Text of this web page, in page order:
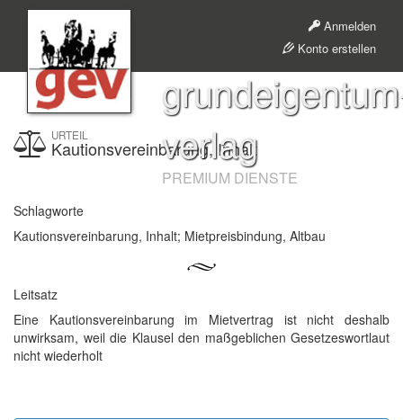
Anmelden
Konto erstellen
verlag
PREMIUM DIENSTE
URTEIL
Kautionsvereinbarung, Inhalt
Schlagworte
Kautionsvereinbarung, Inhalt; Mietpreisbindung, Altbau
Leitsatz
Eine Kautionsvereinbarung im Mietvertrag ist nicht deshalb
unwirksam, weil die Klausel den maßgeblichen Gesetzeswortlaut
nicht wiederholt